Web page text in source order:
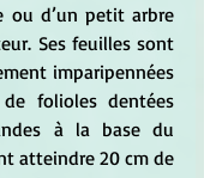
ou d’un petit arbre
Ses feuilles sont
imparipennées
folioles dentées
à la base du
atteindre 20 cm de